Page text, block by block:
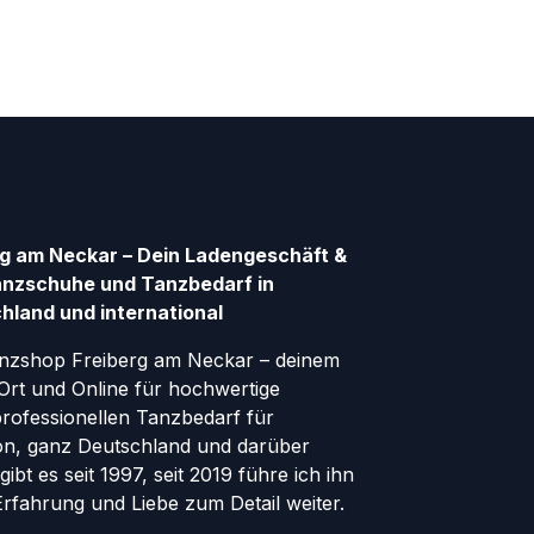
am Neckar – Dein Ladengeschäft &
und Tanzbedarf in
und international
Freiberg am Neckar – deinem
und Online für hochwertige
Tanzbedarf für
ganz Deutschland und darüber
es seit 1997, seit 2019 führe ich ihn
und Liebe zum Detail weiter.